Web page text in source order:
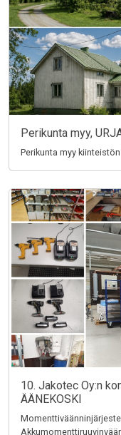
Perikunta myy,
Perikunta myy
10. Jakotec Oy:n
ÄÄNEKOSKI